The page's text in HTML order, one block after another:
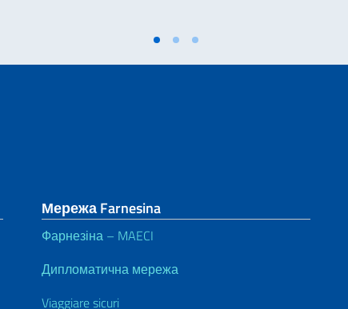
Мережа Farnesina
Фарнезіна – MAECI
Дипломатична мережа
Viaggiare sicuri